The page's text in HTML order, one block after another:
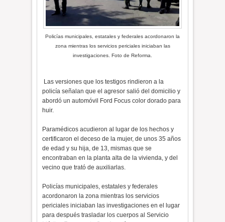
Policías municipales, estatales y federales acordonaron la
zona mientras los servicios periciales iniciaban las
investigaciones. Foto de Reforma.
Las versiones que los testigos rindieron a la
policía señalan que el agresor salió del domicilio y
abordó un automóvil Ford Focus color dorado para
huir.
Paramédicos acudieron al lugar de los hechos y
certificaron el deceso de la mujer, de unos 35 años
de edad y su hija, de 13, mismas que se
encontraban en la planta alta de la vivienda, y del
vecino que trató de auxiliarlas.
Policías municipales, estatales y federales
acordonaron la zona mientras los servicios
periciales iniciaban las investigaciones en el lugar
para después trasladar los cuerpos al Servicio